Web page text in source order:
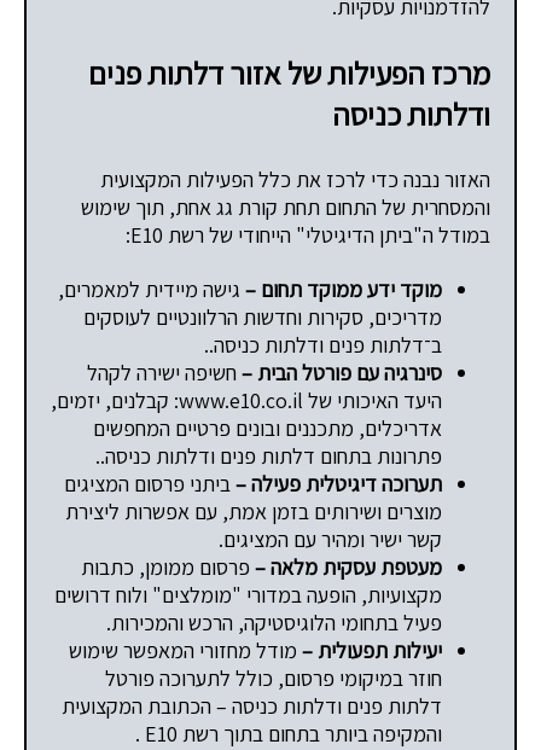
להזדמנויות עסקיות.
מרכז הפעילות של אזור דלתות פנים
ודלתות כניסה
האזור נבנה כדי לרכז את כלל הפעילות המקצועית
והמסחרית של התחום תחת קורת גג אחת, תוך שימוש
במודל ה"ביתן הדיגיטלי" הייחודי של רשת E10:
מוקד ידע ממוקד תחום – גישה מיידית למאמרים,
מדריכים, סקירות וחדשות הרלוונטיים לעוסקים
ב־דלתות פנים ודלתות כניסה..
סינרגיה עם פורטל הבית – חשיפה ישירה לקהל
היעד האיכותי של www.e10.co.il: קבלנים, יזמים,
אדריכלים, מתכננים ובונים פרטיים המחפשים
פתרונות בתחום דלתות פנים ודלתות כניסה..
תערוכה דיגיטלית פעילה –ביתני פרסום המציגים
מוצרים ושירותים בזמן אמת, עם אפשרות ליצירת
קשר ישיר ומהיר עם המציגים.
מעטפת עסקית מלאה – פרסום ממומן, כתבות
מקצועיות, הופעה במדורי "מומלצים" ולוח דרושים
פעיל בתחומי הלוגיסטיקה, הרכש והמכירות.
יעילות תפעולית – מודל מחזורי המאפשר שימוש
חוזר במיקומי פרסום, כולל לתערוכה פורטל
דלתות פנים ודלתות כניסה – הכתובת המקצועית
והמקיפה ביותר בתחום בתוך רשת E10 .